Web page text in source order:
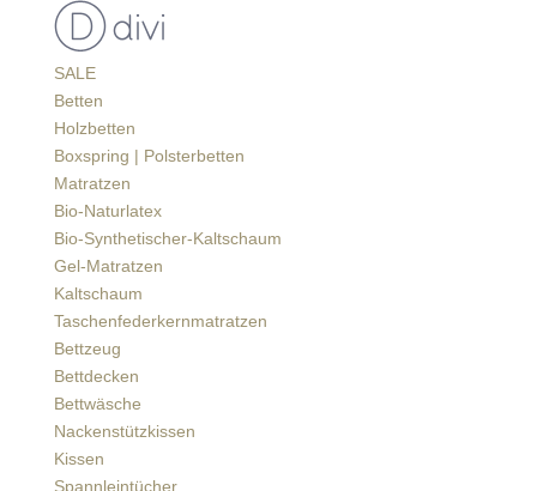
SALE
Betten
Holzbetten
Boxspring | Polsterbetten
Matratzen
Bio-Naturlatex
Bio-Synthetischer-Kaltschaum
Gel-Matratzen
Kaltschaum
Taschenfederkernmatratzen
Bettzeug
Bettdecken
Bettwäsche
Nackenstützkissen
Kissen
Spannleintücher